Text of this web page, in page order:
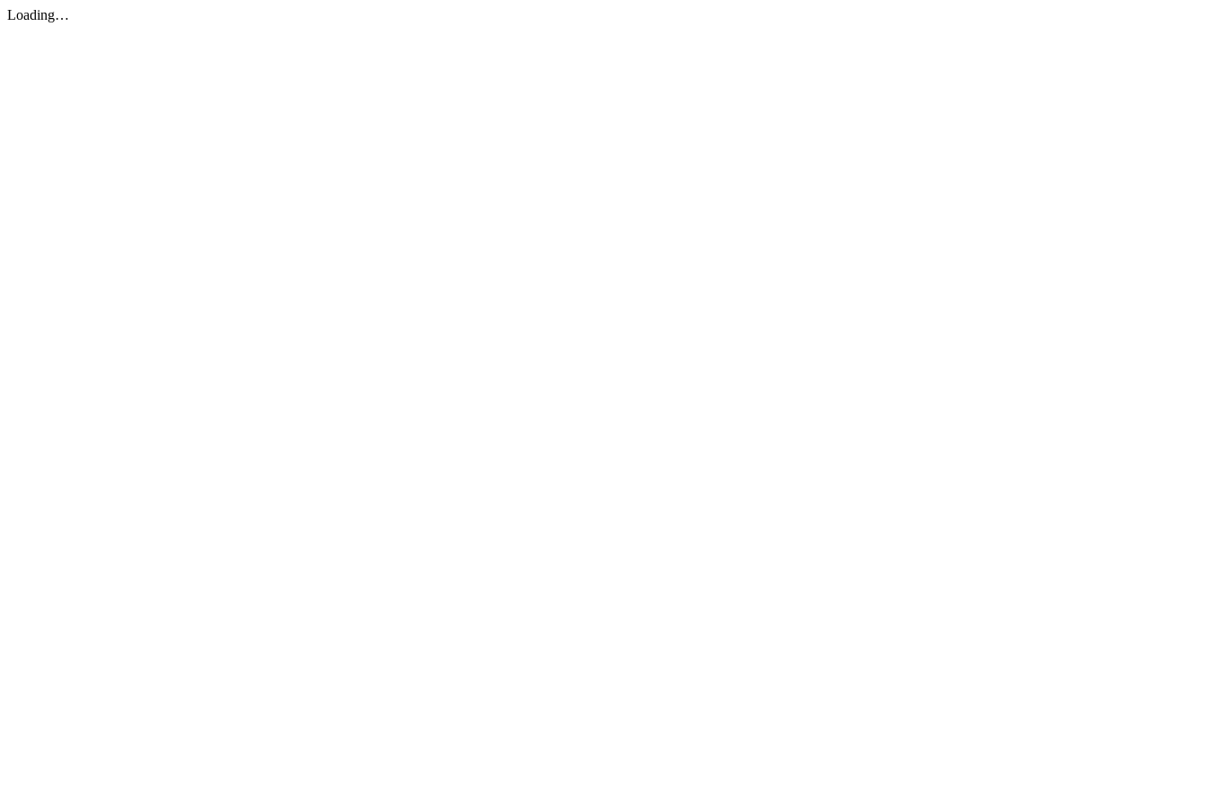
Loading…